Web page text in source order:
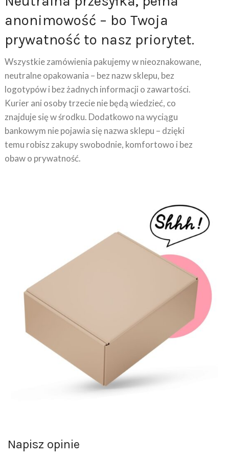
anonimowość – bo Twoja
prywatność to nasz priorytet.
Wszystkie zamówienia pakujemy w nieoznakowane,
neutralne opakowania – bez nazw sklepu, bez
logotypów i bez żadnych informacji o zawartości.
Kurier ani osoby trzecie nie będą wiedzieć, co
znajduje się w środku. Dodatkowo na wyciągu
bankowym nie pojawia się nazwa sklepu – dzięki
temu robisz zakupy swobodnie, komfortowo i bez
obaw o prywatność.
Opinie